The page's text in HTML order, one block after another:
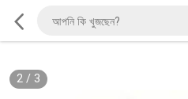
2/ 3